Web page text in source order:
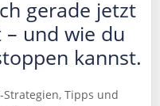
gerade jetzt
und wie du
kannst.
Strategien, Tipps und